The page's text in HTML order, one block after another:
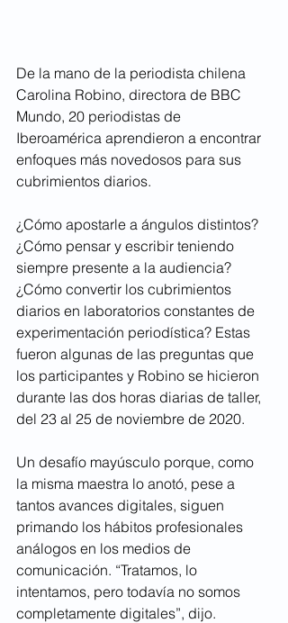
De la mano de la periodista chilena
Carolina Robino, directora de BBC
Mundo, 20 periodistas de
Iberoamérica aprendieron a encontrar
enfoques más novedosos para sus
cubrimientos diarios.
¿Cómo apostarle a ángulos distintos?
¿Cómo pensar y escribir teniendo
siempre presente a la audiencia?
¿Cómo convertir los cubrimientos
diarios en laboratorios constantes de
experimentación periodística? Estas
fueron algunas de las preguntas que
los participantes y Robino se hicieron
durante las dos horas diarias de taller,
del 23 al 25 de noviembre de 2020.
Un desafío mayúsculo porque, como
la misma maestra lo anotó, pese a
tantos avances digitales, siguen
primando los hábitos profesionales
análogos en los medios de
comunicación. “Tratamos, lo
intentamos, pero todavía no somos
completamente digitales”, dijo.